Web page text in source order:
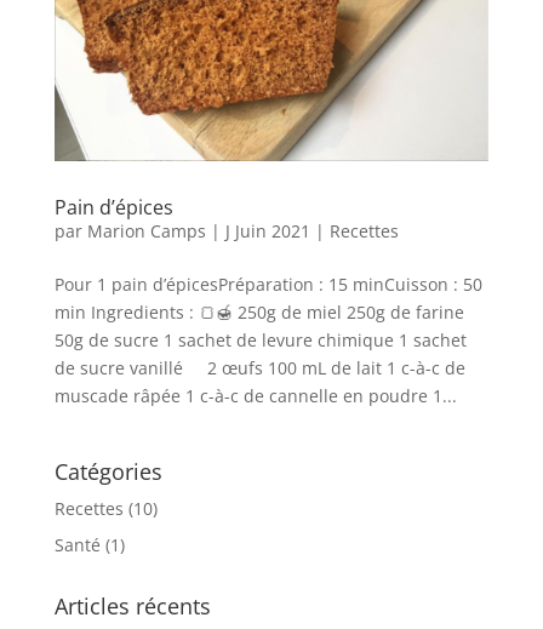
Pain d’épices
par Marion Camps | J Juin 2021 | Recettes
Pour 1 pain d’épicesPréparation : 15 minCuisson : 50
min Ingredients : 🍞🍯 250g de miel 250g de farine
50g de sucre 1 sachet de levure chimique 1 sachet
de sucre vanillé 2 œufs 100 mL de lait 1 c-à-c de
muscade râpée 1 c-à-c de cannelle en poudre 1...
Catégories
Recettes (10)
Santé (1)
Articles récents